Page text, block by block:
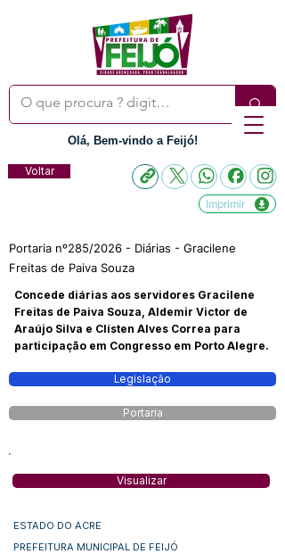
Olá, Bem-vindo a Feijó!
Voltar
Imprimir
Portaria nº285/2026 - Diárias - Gracilene
Freitas de Paiva Souza
Concede diárias aos servidores Gracilene
Freitas de Paiva Souza, Aldemir Victor de
Araújo Silva e Clísten Alves Correa para
participação em Congresso em Porto Alegre.
Legislação
Portaria
Visualizar
ESTADO DO ACRE
PREFEITURA MUNICIPAL DE FEIJÓ